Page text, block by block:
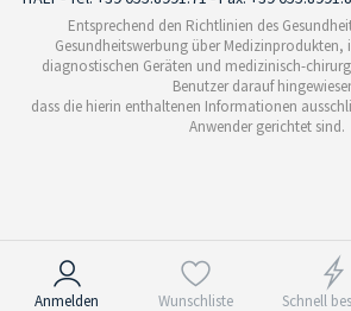
Anmelden Wunschliste Schnell
Entsprechend den Richtlinien des
Gesundheitswerbung über
diagnostischen Geräten und medizinisch-
Benutzer darauf
dass die hierin enthaltenen Informationen
Anwender gerichtet sind.
Hinweis bei Erhebung